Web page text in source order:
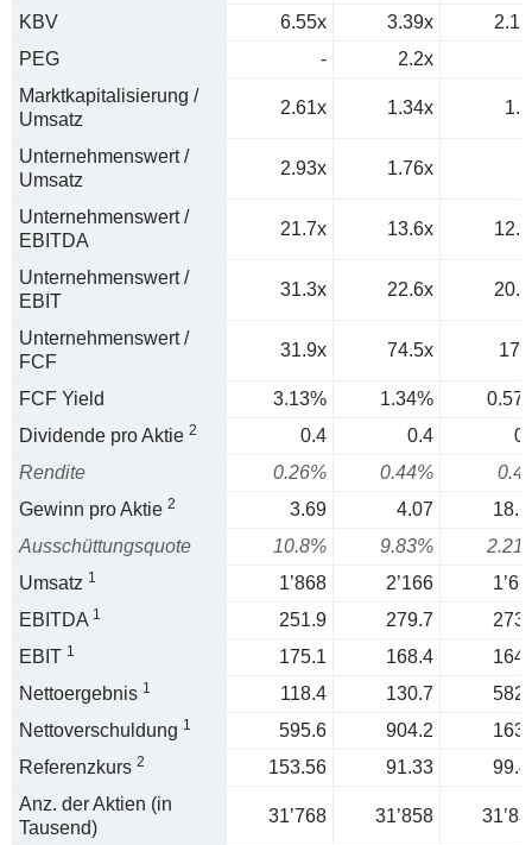
KBV
6.55x 3.39x
PEG
- 2.2x
Marktkapitalisierung /
Umsatz
2.61x 1.34x
Unternehmenswert /
Umsatz
2.93x 1.76x
Unternehmenswert /
EBITDA
21.7x 13.6x
Unternehmenswert /
EBIT
31.3x 22.6x
Unternehmenswert /
FCF
31.9x 74.5x
FCF Yield 3.13% 1.34%
Dividende pro Aktie 2 0.4 0.4
Rendite
0.26% 0.44%
Gewinn pro Aktie 2 3.69 4.07
Ausschüttungsquote
10.8% 9.83%
Umsatz 1 1’868 2’166
EBITDA 1 251.9 279.7
EBIT 1 175.1 168.4
Nettoergebnis 1 118.4 130.7
Nettoverschuldung 1 595.6 904.2
Referenzkurs 2 153.56 91.33
Anz. der Aktien (in
Tausend)
31’768 31’858